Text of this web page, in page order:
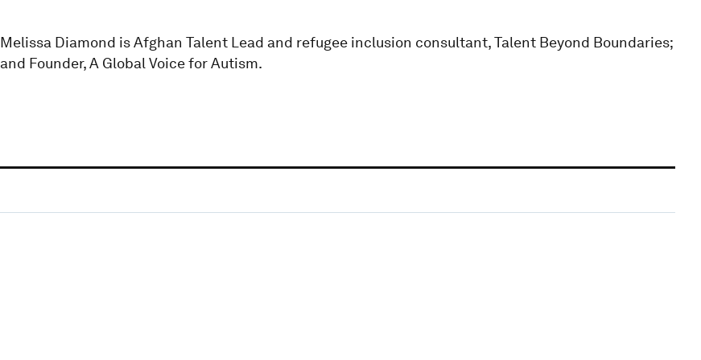
Melissa Diamond is Afghan Talent Lead and refugee inclusion consultant, Talent Beyond Boundaries;
and Founder, A Global Voice for Autism.